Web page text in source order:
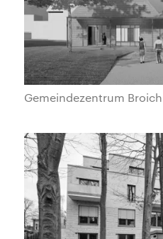
Gemeindezentrum Broich